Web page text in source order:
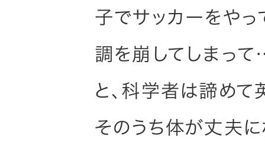
子でサッカーをやっ
調を崩してしまっ
と、科学者は諦めて
そのうち体が丈夫